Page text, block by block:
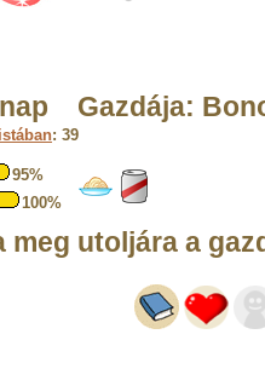
Gazdája:
: 39
95%
100%
meg utoljára a